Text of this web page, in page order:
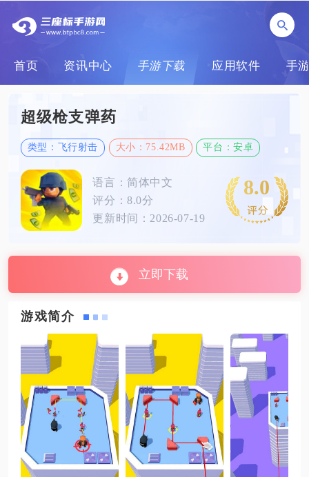
首页 资讯中心 手游下载 应用软件 手
超级枪支弹药
类型：飞行射击 大小：75.42MB 平台：安卓
语言：简体中文
评分：8.0分
更新时间：2026-07-19
8.0
立即下载
游戏简介